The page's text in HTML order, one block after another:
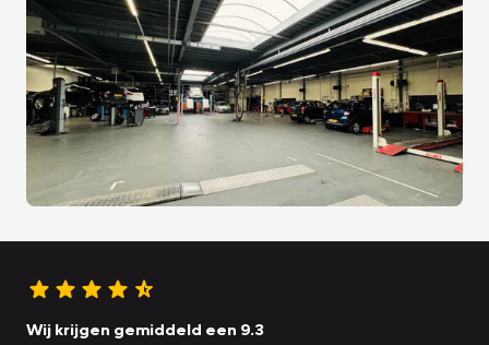
Wij krijgen gemiddeld een 9.3